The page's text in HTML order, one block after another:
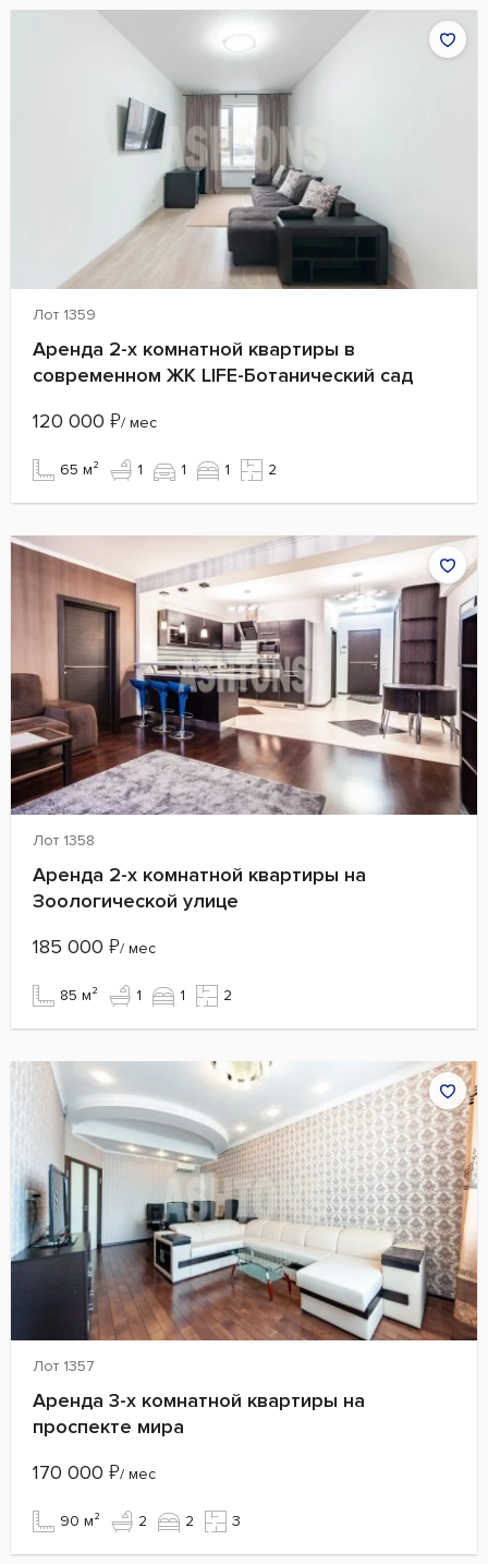
Лот 1359
Аренда 2-х комнатной квартиры в
современном ЖК LIFE-Ботанический сад
120 000 ₽/ мес
65 м² 1 1 1 2
Лот 1358
Аренда 2-х комнатной квартиры на
Зоологической улице
185 000 ₽/ мес
85 м² 1 1 2
Лот 1357
Аренда 3-х комнатной квартиры на
проспекте мира
170 000 ₽/ мес
90 м² 2 2 3